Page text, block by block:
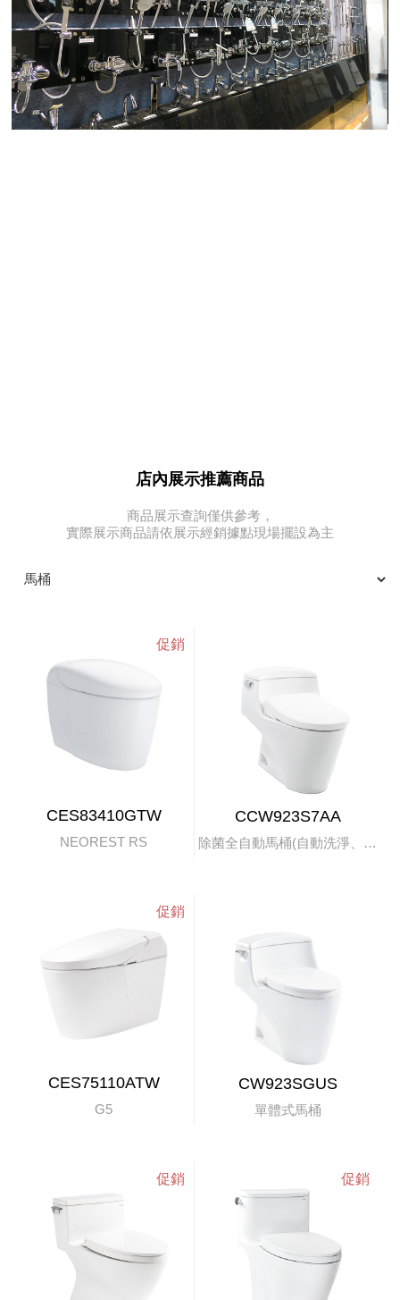
店內展示推薦商品
商品展示查詢僅供參考，
實際展示商品請依展示經銷據點現場擺設為主
CES83410GTW
NEOREST RS
CCW923S7AA
除菌全自動馬桶(自動洗淨、掀蓋)
CES75110ATW
G5
CW923SGUS
單體式馬桶